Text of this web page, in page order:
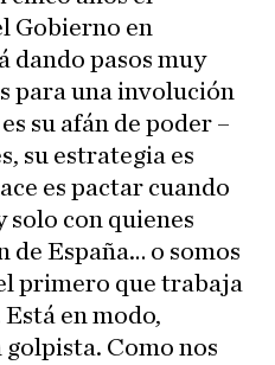
Gobierno en
dando pasos muy
para una involución
su afán de poder –
su estrategia es
es pactar cuando
con quienes
de España… o somos
primero que trabaja
en modo,
Como nos